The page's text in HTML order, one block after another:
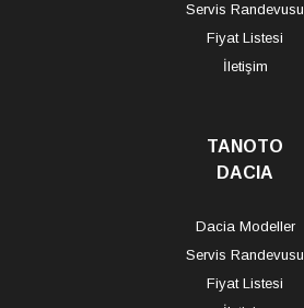
Servis Randevusu
Fiyat Listesi
İletişim
TANOTO
DACIA
Dacia Modeller
Servis Randevusu
Fiyat Listesi